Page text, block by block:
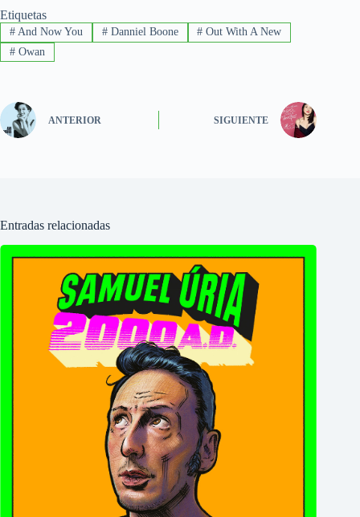
Etiquetas
#And Now You #Danniel Boone # Out With A New
#Owan
ANTERIOR SIGUIENTE
Entradas relacionadas